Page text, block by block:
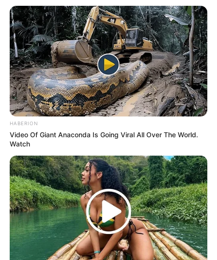
Tener 18 años no es solo cumplir una edad. Es
abrir una puerta. Es el momento en el que el
mundo deja de verse desde la ventana y
empieza a sentirse con el corazón. A los 18,
todo es intenso: las emociones, las miradas, las
risas, los silencios… y también el amor.
HABERION
Video Of Giant Anaconda Is Going Viral All Over The World.
Watch